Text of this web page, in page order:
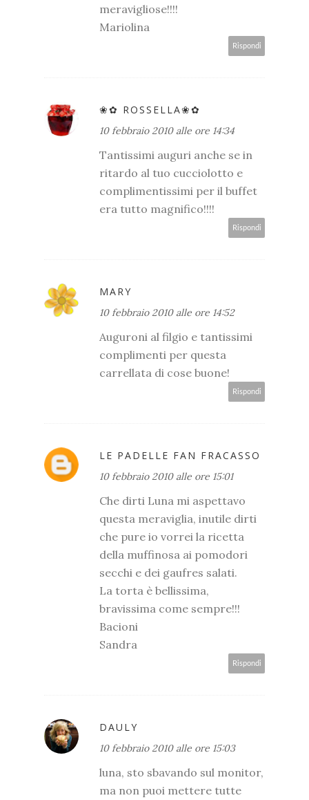
meravigliose!!!!
Mariolina
Rispondi
❀✿ ROSSELLA❀✿
10 febbraio 2010 alle ore 14:34
Tantissimi auguri anche se in
ritardo al tuo cucciolotto e
complimentissimi per il buffet
era tutto magnifico!!!!
Rispondi
MARY
10 febbraio 2010 alle ore 14:52
Auguroni al filgio e tantissimi
complimenti per questa
carrellata di cose buone!
Rispondi
LE PADELLE FAN FRACASSO
10 febbraio 2010 alle ore 15:01
Che dirti Luna mi aspettavo
questa meraviglia, inutile dirti
che pure io vorrei la ricetta
della muffinosa ai pomodori
secchi e dei gaufres salati.
La torta è bellissima,
bravissima come sempre!!!
Bacioni
Sandra
Rispondi
DAULY
10 febbraio 2010 alle ore 15:03
luna, sto sbavando sul monitor,
ma non puoi mettere tutte